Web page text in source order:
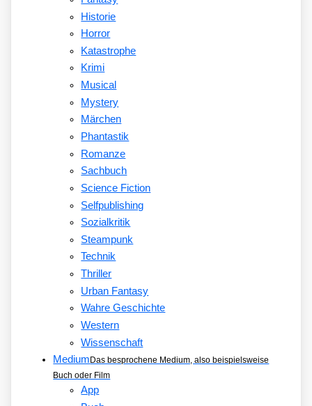
Historie
Horror
Katastrophe
Krimi
Musical
Mystery
Märchen
Phantastik
Romanze
Sachbuch
Science Fiction
Selfpublishing
Sozialkritik
Steampunk
Technik
Thriller
Urban Fantasy
Wahre Geschichte
Western
Wissenschaft
Medium Das besprochene Medium, also beispielsweise
Buch oder Film
App